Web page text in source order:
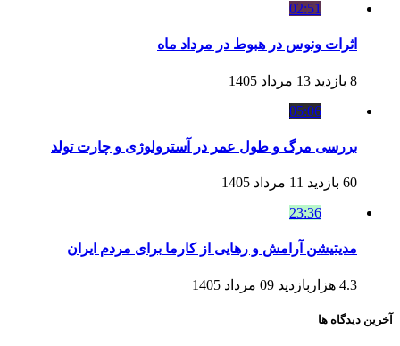
02:51
اثرات ونوس در هبوط در مرداد ماه
8 بازدید
13 مرداد 1405
05:06
بررسی مرگ و طول عمر در آسترولوژی و چارت تولد
60 بازدید
11 مرداد 1405
23:36
مدیتیشن آرامش و رهایی از کارما برای مردم ایران
4.3 هزاربازدید 09 مرداد 1405
آخرین دیدگاه ها